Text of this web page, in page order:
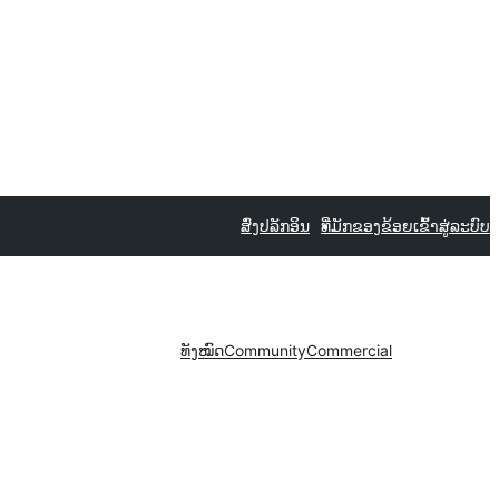
ສົ່ງປລັກອິນ ທີ່ມັກຂອງຂ້ອຍເຂົ້າສູ່ລະບົບ
ທັງໝົດCommunityCommercial